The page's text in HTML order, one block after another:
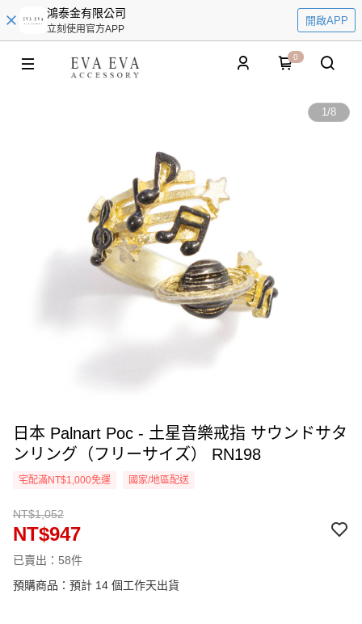
鴻泰金有限公司
立刻使用官方APP
開啟APP
0
1/8
日本 Palnart Poc - 土星音樂戒指 サウンドサタ
ンリング（フリーサイズ） RN198
宅配滿NT$1,000免運 國家/地區配送
NT$1,052
NT$947
已賣出：58件
預購商品：預計 14 個工作天出貨